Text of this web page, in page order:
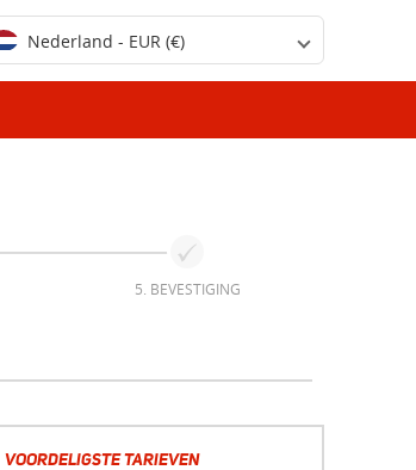
Nederland - EUR (€)
5. BEVESTIGING
VOORDELIGSTE TARIEVEN